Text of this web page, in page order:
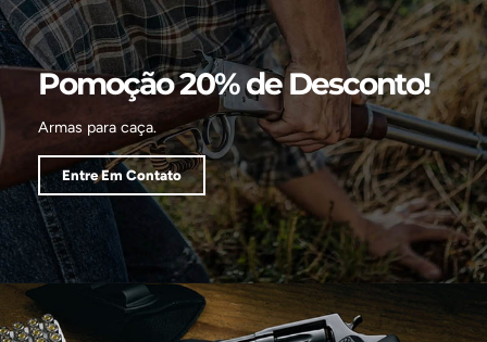
Pomoção 20% de Desconto!
Armas para caça.
Entre Em Contato